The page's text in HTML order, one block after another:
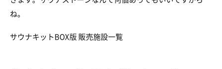
ね。
サウナキットBOX版 販売施設一覧